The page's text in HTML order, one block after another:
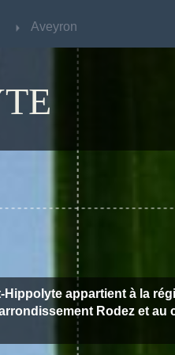
Aveyron
Hippolyte appartient à la
Rodez et
Aveyron